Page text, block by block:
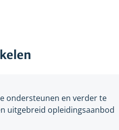
ondersteunen en verder te
uitgebreid opleidingsaanbod